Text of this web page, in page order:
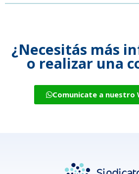
¿Necesitás más
o realizar una
Comunicate a nuestro